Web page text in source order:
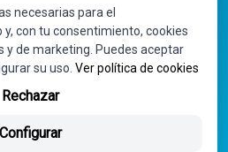
2024-000008" ha sido subvencionado
la convocatoria de 2024 de Ayudas a
necesarias para el
con tu consentimiento, cookies
y de marketing. Puedes aceptar
su uso. Ver política de cookies
Rechazar
Configurar